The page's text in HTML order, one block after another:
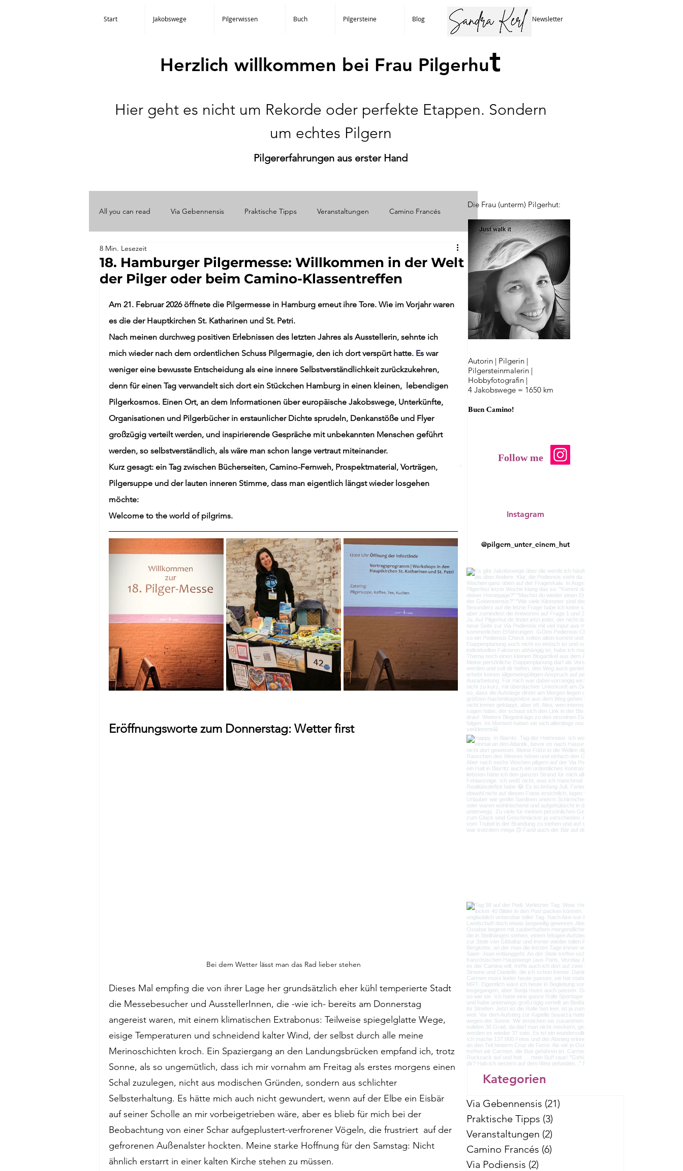
Start Jakobswege Pilgerwissen Buch Pilgersteine Blog Über Sandra Newsletter
Herzlich willkommen bei Frau Pilgerhut
Hier geht es nicht um Rekorde oder perfekte Etappen. Sondern
um echtes Pilgern
Pilgererfahrungen aus erster Hand
All you can read Via Gebennensis Praktische Tipps Veranstaltungen Camino Francés
Via Podiensis
18. Hamburger Pilgermesse: Willkommen in der Welt
der Pilger oder beim Camino-Klassentreffen
8 Min. Lesezeit
Am 21. Februar 2026 öffnete die Pilgermesse in Hamburg erneut ihre Tore. Wie im Vorjahr waren
es die der Hauptkirchen St. Katharinen und St. Petri.
Nach meinen durchweg positiven Erlebnissen des letzten Jahres als Ausstellerin, sehnte ich
mich wieder nach dem ordentlichen Schuss Pilgermagie, den ich dort verspürt hatte. Es war
weniger eine bewusste Entscheidung als eine innere Selbstverständlichkeit zurückzukehren,
denn für einen Tag verwandelt sich dort ein Stückchen Hamburg in einen kleinen,  lebendigen
Pilgerkosmos. Einen Ort, an dem Informationen über europäische Jakobswege, Unterkünfte,
Organisationen und Pilgerbücher in erstaunlicher Dichte sprudeln, Denkanstöße und Flyer
großzügig verteilt werden, und inspirierende Gespräche mit unbekannten Menschen geführt
werden, so selbstverständlich, als wäre man schon lange vertraut miteinander.
Kurz gesagt: ein Tag zwischen Bücherseiten, Camino-Fernweh, Prospektmaterial, Vorträgen,
Pilgersuppe und der lauten inneren Stimme, dass man eigentlich längst wieder losgehen
möchte:
Welcome to the world of pilgrims.
Eröffnungsworte zum Donnerstag: Wetter first
Bei dem Wetter lässt man das Rad lieber stehen
Dieses Mal empfing die von ihrer Lage her grundsätzlich eher kühl temperierte Stadt
die Messebesucher und AusstellerInnen, die -wie ich- bereits am Donnerstag
angereist waren, mit einem klimatischen Extrabonus: Teilweise spiegelglatte Wege,
eisige Temperaturen und schneidend kalter Wind, der selbst durch alle meine
Merinoschichten kroch. Ein Spaziergang an den Landungsbrücken empfand ich, trotz
Sonne, als so ungemütlich, dass ich mir vornahm am Freitag als erstes morgens einen
Schal zuzulegen, nicht aus modischen Gründen, sondern aus schlichter
Selbsterhaltung. Es hätte mich auch nicht gewundert, wenn auf der Elbe ein Eisbär
auf seiner Scholle an mir vorbeigetrieben wäre, aber es blieb für mich bei der
Beobachtung von einer Schar aufgeplustert-verfrorener Vögeln, die frustriert  auf der
gefrorenen Außenalster hockten. Meine starke Hoffnung für den Samstag: Nicht
ähnlich erstarrt in einer kalten Kirche stehen zu müssen.
Die Frau (unterm) Pilgerhut:
Autorin | Pilgerin |
Pilgersteinmalerin |
Hobbyfotografin |
4 Jakobswege = 1650 km
Buen Camino!
Follow me
Instagram
@pilgern_unter_einem_hut
Kategorien
Via Gebennensis (21)
Praktische Tipps (3)
Veranstaltungen (2)
Camino Francés (6)
Via Podiensis (2)